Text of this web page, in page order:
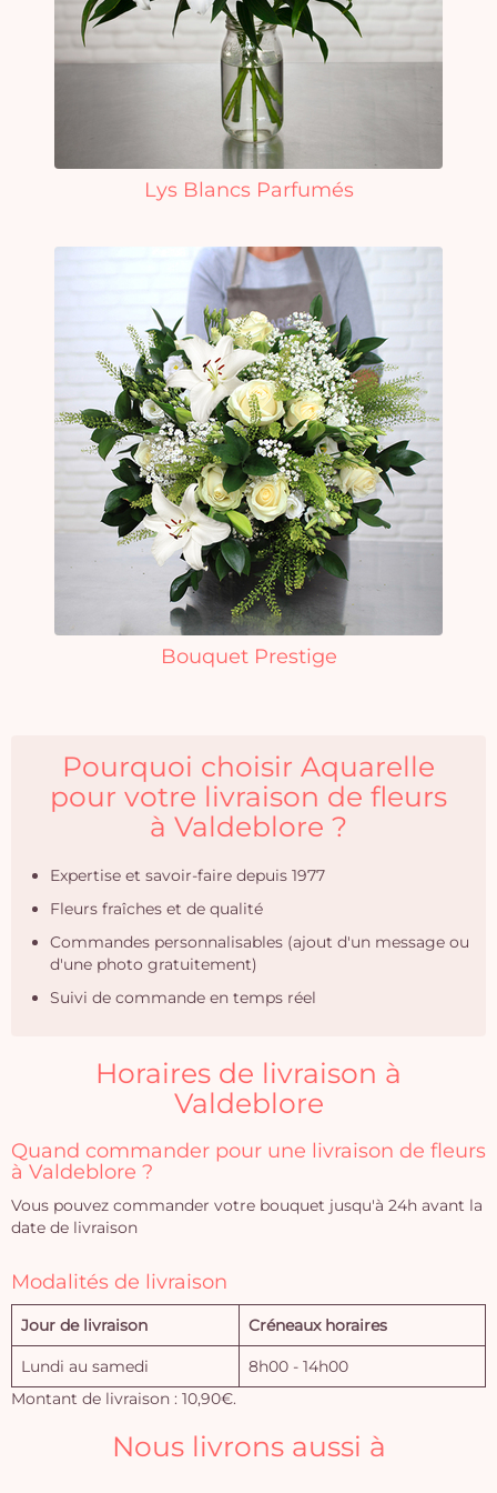
Lys Blancs Parfumés
Bouquet Prestige
Pourquoi choisir Aquarelle
pour votre livraison de fleurs
à Valdeblore ?
Expertise et savoir-faire depuis 1977
Fleurs fraîches et de qualité
Commandes personnalisables (ajout d'un message ou
d'une photo gratuitement)
Suivi de commande en temps réel
Horaires de livraison à
Valdeblore
Quand commander pour une livraison de fleurs
à Valdeblore ?
Vous pouvez commander votre bouquet jusqu'à 24h avant la
date de livraison
Modalités de livraison
Jour de livraison Créneaux horaires
Lundi au samedi
8h00 - 14h00
Montant de livraison : 10,90€.
Nous livrons aussi à